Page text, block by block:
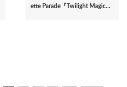
ette Parade『Twilight Magic…